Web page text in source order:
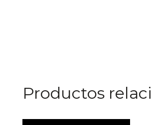
Productos